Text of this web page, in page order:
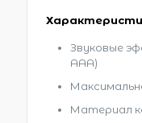
Звуковые
ААА)
Материал